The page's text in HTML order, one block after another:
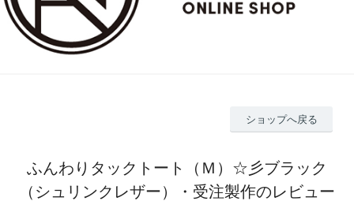
ショップへ戻る
ふんわりタックトート（Ｍ）☆彡ブラック
（シュリンクレザー）・受注製作のレビュー